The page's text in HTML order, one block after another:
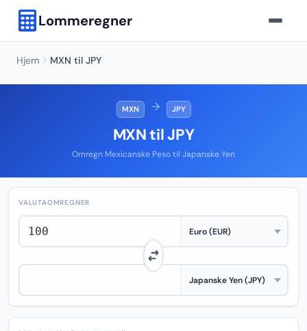
Lommeregner
Hjem MXN til JPY
MXN → JPY
MXN til JPY
Omregn Mexicanske Peso til Japanske Yen
VALUTAOMREGNER